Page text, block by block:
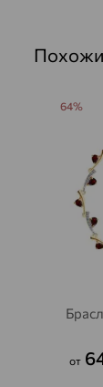
от
64%